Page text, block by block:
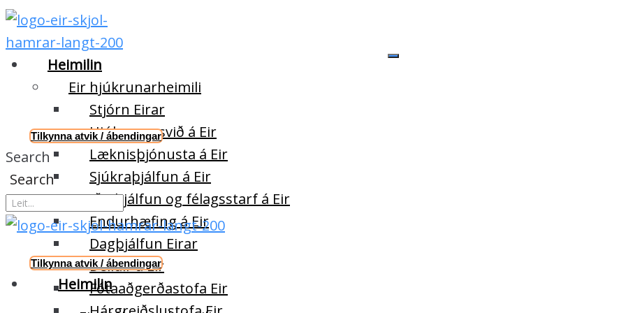
Heimilin
Eir hjúkrunarheimili
Stjórn Eirar
Hjúkrunarsvið á Eir
Læknisþjónusta á Eir
Sjúkraþjálfun á Eir
Iðjuþjálfun og félagsstarf á Eir
Endurhæfing á Eir
Dagþjálfun Eirar
Deildir á Eir
Fótaaðgerðastofa Eir
Tilkynna atvik / ábendingar
Search
Search
Tilkynna atvik / ábendingar
Heimilin